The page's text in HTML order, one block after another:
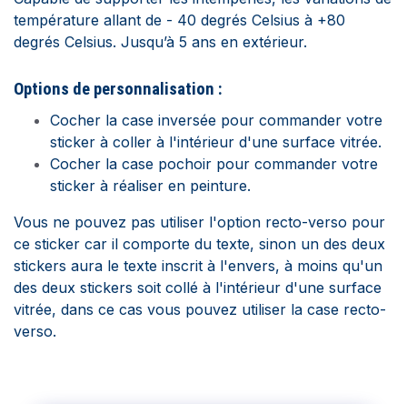
température allant de - 40 degrés Celsius à +80
degrés Celsius. Jusqu’à 5 ans en extérieur.
Options de personnalisation :
Cocher la case inversée pour commander votre
sticker à coller à l'intérieur d'une surface vitrée.
Cocher la case pochoir pour commander votre
sticker à réaliser en peinture.
Vous ne pouvez pas utiliser l'option recto-verso pour
ce sticker car il comporte du texte, sinon un des deux
stickers aura le texte inscrit à l'envers, à moins qu'un
des deux stickers soit collé à l'intérieur d'une surface
vitrée, dans ce cas vous pouvez utiliser la case recto-
verso.